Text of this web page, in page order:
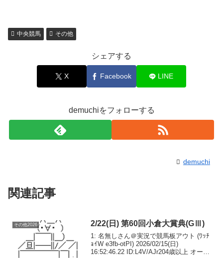
中央競馬 その他
シェアする
X Facebook LINE
demuchiをフォローする
demuchi
関連記事
その他2026 2/22(日) 第60回小倉大賞典(GⅢ)
1: 名無しさん＠実況で競馬板アウト (ﾜｯﾁ
ｮｲW e3fb-otPI) 2026/02/15(日)
16:52:46.22 ID:L4V/AJr204歳以上 オープ